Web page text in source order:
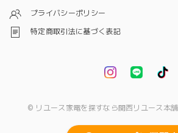
プライバシーポリシー
特定商取引法に基づく表記
© リユース家電を探すなら関西リユース本舗